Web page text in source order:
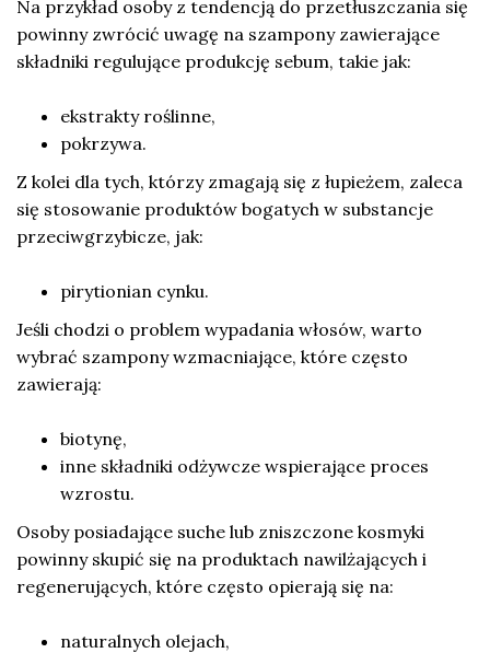
Na przykład osoby z tendencją do przetłuszczania się
powinny zwrócić uwagę na szampony zawierające
składniki regulujące produkcję sebum, takie jak:
ekstrakty roślinne,
pokrzywa.
Z kolei dla tych, którzy zmagają się z łupieżem, zaleca
się stosowanie produktów bogatych w substancje
przeciwgrzybicze, jak:
pirytionian cynku.
Jeśli chodzi o problem wypadania włosów, warto
wybrać szampony wzmacniające, które często
zawierają:
biotynę,
inne składniki odżywcze wspierające proces
wzrostu.
Osoby posiadające suche lub zniszczone kosmyki
powinny skupić się na produktach nawilżających i
regenerujących, które często opierają się na:
naturalnych olejach,